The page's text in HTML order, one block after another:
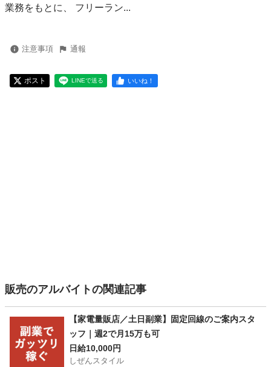
業務をもとに、 フリーラン...
注意事項 通報
ポスト LINEで送る いいね！
販売のアルバイトの関連記事
【家電量販店／土日副業】固定回線のご案内スタ
ッフ｜週2で月15万も可
日給10,000円
しぜんスタイル